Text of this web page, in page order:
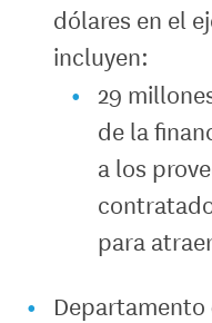
dólares en el
incluyen:
29
de la
a los
para
Departamento